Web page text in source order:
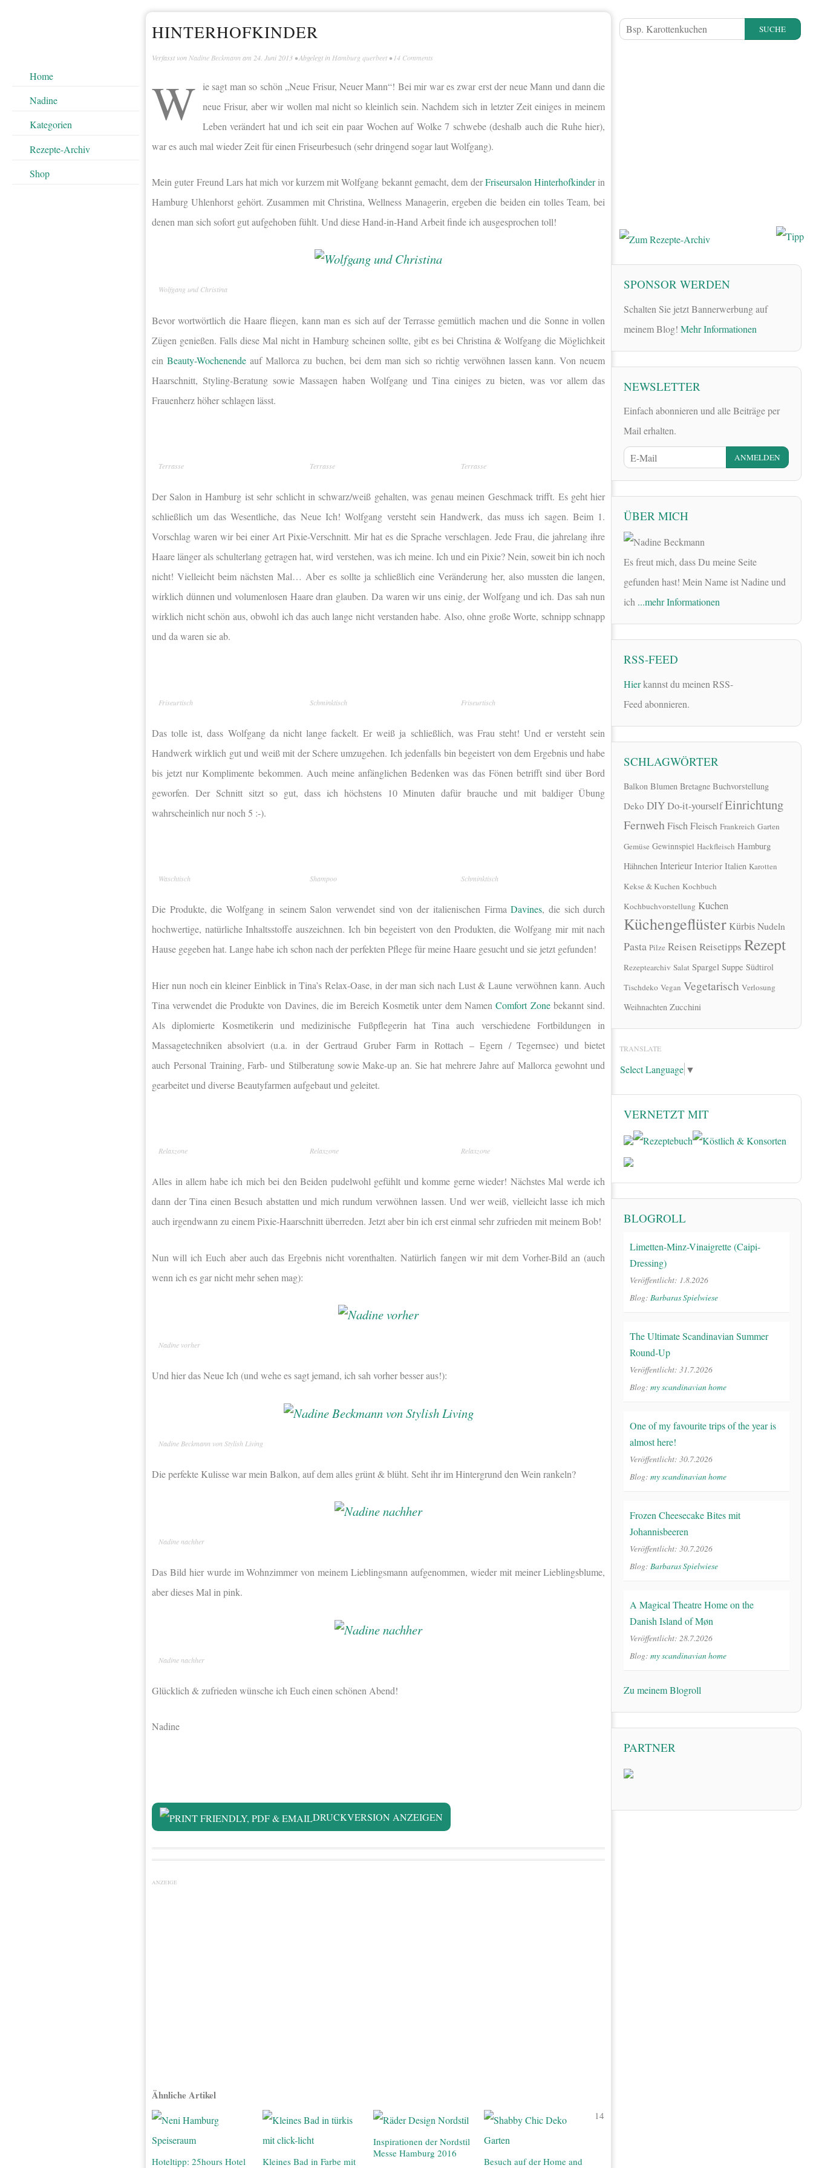
Home
Nadine
Kategorien
Rezepte-Archiv
Shop
HINTERHOFKINDER
Verfasst von Nadine Beckmann am 24. Juni 2013 • Abgelegt in Hamburg querbeet •14 Comments
W
ie sagt man so schön „Neue Frisur, Neuer Mann“! Bei mir war es zwar erst der neue Mann und dann die
neue Frisur, aber wir wollen mal nicht so kleinlich sein. Nachdem sich in letzter Zeit einiges in meinem
Leben verändert hat und ich seit ein paar Wochen auf Wolke 7 schwebe (deshalb auch die Ruhe hier),
war es auch mal wieder Zeit für einen Friseurbesuch (sehr dringend sogar laut Wolfgang).
Mein guter Freund Lars hat mich vor kurzem mit Wolfgang bekannt gemacht, dem derFriseursalon Hinterhofkinderin
Hamburg Uhlenhorst gehört. Zusammen mit Christina, Wellness Managerin, ergeben die beiden ein tolles Team, bei
denen man sich sofort gut aufgehoben fühlt. Und diese Hand-in-Hand Arbeit finde ich ausgesprochen toll!
Wolfgang und Christina
Bevor wortwörtlich die Haare fliegen, kann man es sich auf der Terrasse gemütlich machen und die Sonne in vollen
Zügen genießen. Falls diese Mal nicht in Hamburg scheinen sollte, gibt es bei Christina & Wolfgang die Möglichkeit
ein Beauty-Wochenendeauf Mallorca zu buchen, bei dem man sich so richtig verwöhnen lassen kann. Von neuem
Haarschnitt, Styling-Beratung sowie Massagen haben Wolfgang und Tina einiges zu bieten, was vor allem das
Frauenherz höher schlagen lässt.
Terrasse Terrasse Terrasse
Der Salon in Hamburg ist sehr schlicht in schwarz/weiß gehalten, was genau meinen Geschmack trifft. Es geht hier
schließlich um das Wesentliche, das Neue Ich! Wolfgang versteht sein Handwerk, das muss ich sagen. Beim 1.
Vorschlag waren wir bei einer Art Pixie-Verschnitt. Mir hat es die Sprache verschlagen. Jede Frau, die jahrelang ihre
Haare länger als schulterlang getragen hat, wird verstehen, was ich meine. Ich und ein Pixie? Nein, soweit bin ich noch
nicht! Vielleicht beim nächsten Mal… Aber es sollte ja schließlich eine Veränderung her, also mussten die langen,
wirklich dünnen und volumenlosen Haare dran glauben. Da waren wir uns einig, der Wolfgang und ich. Das sah nun
wirklich nicht schön aus, obwohl ich das auch lange nicht verstanden habe. Also, ohne große Worte, schnipp schnapp
und da waren sie ab.
Friseurtisch Schminktisch Friseurtisch
Das tolle ist, dass Wolfgang da nicht lange fackelt. Er weiß ja schließlich, was Frau steht! Und er versteht sein
Handwerk wirklich gut und weiß mit der Schere umzugehen. Ich jedenfalls bin begeistert von dem Ergebnis und habe
bis jetzt nur Komplimente bekommen. Auch meine anfänglichen Bedenken was das Fönen betrifft sind über Bord
geworfen. Der Schnitt sitzt so gut, dass ich höchstens 10 Minuten dafür brauche und mit baldiger Übung
wahrscheinlich nur noch 5 :-).
Waschtisch Shampoo Schminktisch
Die Produkte, die Wolfgang in seinem Salon verwendet sind von der italienischen FirmaDavines, die sich durch
hochwertige, natürliche Inhaltsstoffe auszeichnen. Ich bin begeistert von den Produkten, die Wolfgang mir mit nach
Hause gegeben hat. Lange habe ich schon nach der perfekten Pflege für meine Haare gesucht und sie jetzt gefunden!
Hier nun noch ein kleiner Einblick in Tina’s Relax-Oase, in der man sich nach Lust & Laune verwöhnen kann. Auch
Tina verwendet die Produkte von Davines, die im Bereich Kosmetik unter dem NamenComfort Zonebekannt sind.
Als diplomierte Kosmetikerin und medizinische Fußpflegerin hat Tina auch verschiedene Fortbildungen in
Massagetechniken absolviert (u.a. in der Gertraud Gruber Farm in Rottach – Egern / Tegernsee) und bietet
auch Personal Training, Farb- und Stilberatung sowie Make-up an. Sie hat mehrere Jahre auf Mallorca gewohnt und
gearbeitet und diverse Beautyfarmen aufgebaut und geleitet.
Relaxzone Relaxzone Relaxzone
Alles in allem habe ich mich bei den Beiden pudelwohl gefühlt und komme gerne wieder! Nächstes Mal werde ich
dann der Tina einen Besuch abstatten und mich rundum verwöhnen lassen. Und wer weiß, vielleicht lasse ich mich
auch irgendwann zu einem Pixie-Haarschnitt überreden. Jetzt aber bin ich erst einmal sehr zufrieden mit meinem Bob!
Nun will ich Euch aber auch das Ergebnis nicht vorenthalten. Natürlich fangen wir mit dem Vorher-Bild an (auch
wenn ich es gar nicht mehr sehen mag):
Nadine vorher
Und hier das Neue Ich (und wehe es sagt jemand, ich sah vorher besser aus!):
Nadine Beckmann von Stylish Living
Die perfekte Kulisse war mein Balkon, auf dem alles grünt & blüht. Seht ihr im Hintergrund den Wein rankeln?
Nadine nachher
Das Bild hier wurde im Wohnzimmer von meinem Lieblingsmann aufgenommen, wieder mit meiner Lieblingsblume,
aber dieses Mal in pink.
Nadine nachher
Glücklich & zufrieden wünsche ich Euch einen schönen Abend!
Nadine
DRUCKVERSION ANZEIGEN
ANZEIGE
Ähnliche Artikel
Hoteltipp: 25hours Hotel
Kleines Bad in Farbe mit
Inspirationen der Nordstil
Messe Hamburg 2016
Besuch auf der Home and
14
SUCHE
SPONSOR WERDEN
Schalten Sie jetzt Bannerwerbung auf
meinem Blog! Mehr Informationen
NEWSLETTER
Einfach abonnieren und alle Beiträge per
Mail erhalten.
ÜBER MICH
Es freut mich, dass Du meine Seite
gefunden hast! Mein Name ist Nadine und
ich ...mehr Informationen
RSS-FEED
Hierkannst du meinen RSS-
Feed abonnieren.
SCHLAGWÖRTER
Balkon Blumen Bretagne Buchvorstellung
Deko DIYDo-it-yourselfEinrichtung
FernwehFischFleisch Frankreich Garten
Gemüse Gewinnspiel Hackfleisch Hamburg
Hähnchen Interieur Interior Italien Karotten
Kekse & Kuchen Kochbuch
Kochbuchvorstellung Kuchen
Küchengeflüster KürbisNudeln
Pasta Pilze Reisen Reisetipps Rezept
Rezeptearchiv Salat Spargel Suppe Südtirol
Tischdeko Vegan Vegetarisch Verlosung
Weihnachten Zucchini
TRANSLATE
Select Language ▼
VERNETZT MIT
BLOGROLL
Limetten-Minz-Vinaigrette (Caipi-
Dressing)
Veröffentlicht: 1.8.2026
Blog: Barbaras Spielwiese
The Ultimate Scandinavian Summer
Round-Up
Veröffentlicht: 31.7.2026
Blog: my scandinavian home
One of my favourite trips of the year is
almost here!
Veröffentlicht: 30.7.2026
Blog: my scandinavian home
Frozen Cheesecake Bites mit
Johannisbeeren
Veröffentlicht: 30.7.2026
Blog: Barbaras Spielwiese
A Magical Theatre Home on the
Danish Island of Møn
Veröffentlicht: 28.7.2026
Blog: my scandinavian home
Zu meinem Blogroll
PARTNER